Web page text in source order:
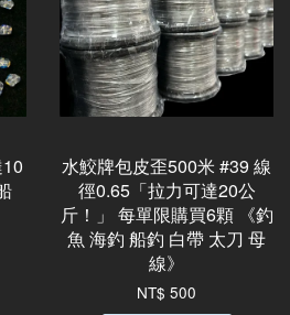
水鮫牌包皮歪500米 #39 線
徑0.65「拉力可達20公
斤！」 每單限購買6顆 《釣
魚 海釣 船釣 白帶 太刀 母
線》
NT$ 500